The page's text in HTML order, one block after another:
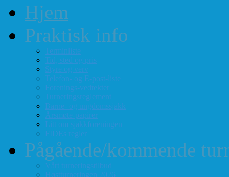
Hjem
Praktisk info
Terminliste
Tid, sted og pris
Styre og verv
Telefon- og E-post-liste
Forenings-vedtekter
Turneringsreglement
Barne- og ungdomssjakk
Årsmøte-papirer
Litt om sjakkforeningen
FIDEs regler
Pågående/kommende
Vårt turneringstilbud
Høstturneringen 2026